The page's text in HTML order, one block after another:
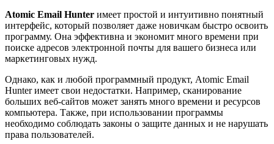
Atomic Email Hunter имеет простой и интуитивно понятный
интерфейс, который позволяет даже новичкам быстро освоить
программу. Она эффективна и экономит много времени при
поиске адресов электронной почты для вашего бизнеса или
маркетинговых нужд.
Однако, как и любой программный продукт, Atomic Email
Hunter имеет свои недостатки. Например, сканирование
больших веб-сайтов может занять много времени и ресурсов
компьютера. Также, при использовании программы
необходимо соблюдать законы о защите данных и не нарушать
права пользователей.